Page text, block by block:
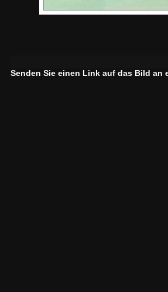
Senden Sie einen Link auf das Bild an